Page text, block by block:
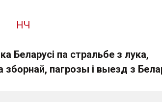
НЧ
Беларусі па стральбе з лука,
зборнай, пагрозы і выезд з